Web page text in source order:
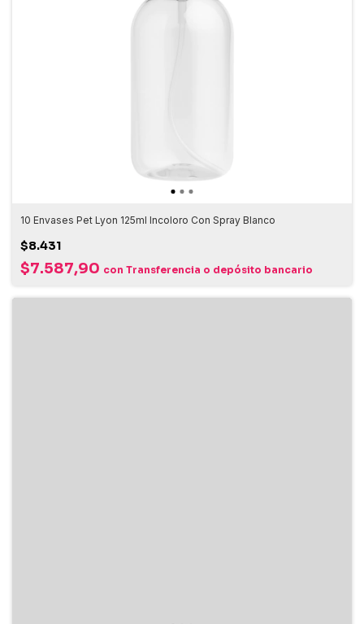
10 Envases Pet Lyon 125ml Incoloro Con Spray Blanco
$8.431
$7.587,90 con Transferencia o depósito bancario